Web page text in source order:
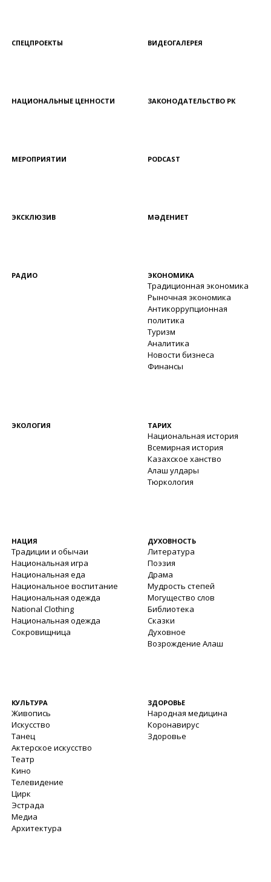
СПЕЦПРОЕКТЫ ВИДЕОГАЛЕРЕЯ
НАЦИОНАЛЬНЫЕ ЦЕННОСТИ ЗАКОНОДАТЕЛЬСТВО РК
МЕРОПРИЯТИИ PODCAST
ЭКСКЛЮЗИВ МӘДЕНИЕТ
РАДИО ЭКОНОМИКА
Традиционная экономика
Рыночная экономика
Антикоррупционная
политика
Туризм
Аналитика
Новости бизнеса
Финансы
ЭКОЛОГИЯ ТАРИХ
Национальная история
Всемирная история
Казахское ханство
Алаш улдары
Тюркология
НАЦИЯ
Традиции и обычаи
Национальная игра
Национальная еда
Национальное воспитание
Национальная одежда
National Clothing
Национальная одежда
Сокровищница
ДУХОВНОСТЬ
Литература
Поэзия
Драма
Мудрость степей
Могущество слов
Библиотека
Сказки
Духовное
Возрождение Алаш
КУЛЬТУРА
Живопись
Искусство
Танец
Актерское искусство
Театр
Кино
Телевидение
Цирк
Эстрада
Медиа
Архитектура
ЗДОРОВЬЕ
Народная медицина
Коронавирус
Здоровье